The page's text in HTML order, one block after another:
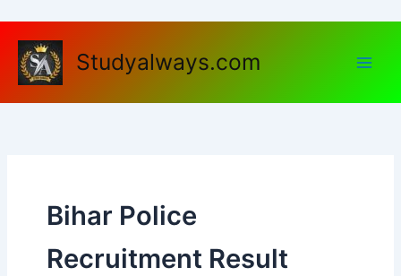
content
Studyalways.com
Bihar Police
Recruitment Result